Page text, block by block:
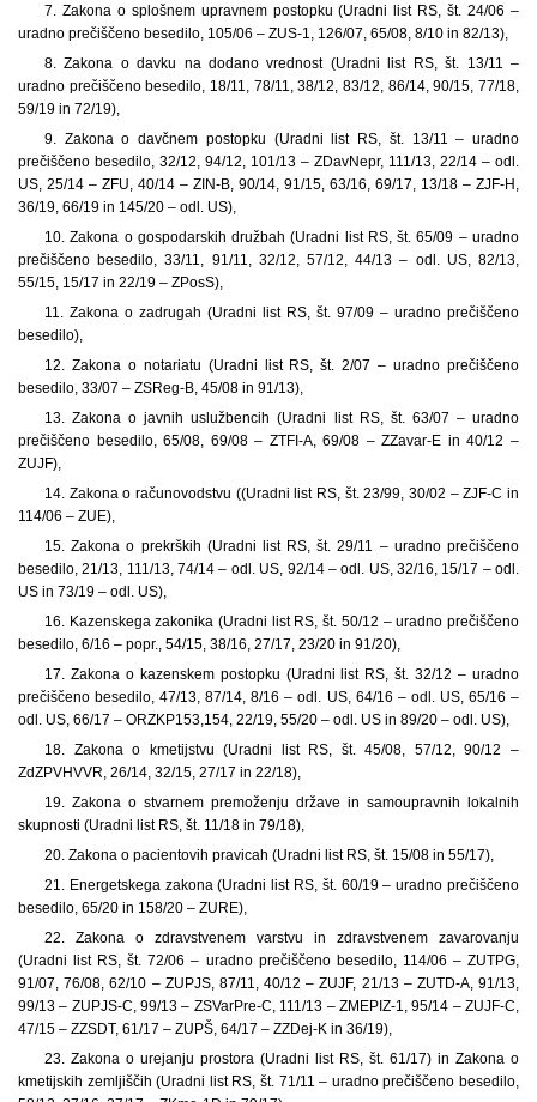
7. Zakona o splošnem upravnem postopku (Uradni list RS, št. 24/06 –
uradno prečiščeno besedilo, 105/06 – ZUS-1, 126/07, 65/08, 8/10 in 82/13),
8. Zakona o davku na dodano vrednost (Uradni list RS, št. 13/11 –
uradno prečiščeno besedilo, 18/11, 78/11, 38/12, 83/12, 86/14, 90/15, 77/18,
59/19 in 72/19),
9. Zakona o davčnem postopku (Uradni list RS, št. 13/11 – uradno
prečiščeno besedilo, 32/12, 94/12, 101/13 – ZDavNepr, 111/13, 22/14 – odl.
US, 25/14 – ZFU, 40/14 – ZIN-B, 90/14, 91/15, 63/16, 69/17, 13/18 – ZJF-H,
36/19, 66/19 in 145/20 – odl. US),
10. Zakona o gospodarskih družbah (Uradni list RS, št. 65/09 – uradno
prečiščeno besedilo, 33/11, 91/11, 32/12, 57/12, 44/13 – odl. US, 82/13,
55/15, 15/17 in 22/19 – ZPosS),
11. Zakona o zadrugah (Uradni list RS, št. 97/09 – uradno prečiščeno
besedilo),
12. Zakona o notariatu (Uradni list RS, št. 2/07 – uradno prečiščeno
besedilo, 33/07 – ZSReg-B, 45/08 in 91/13),
13. Zakona o javnih uslužbencih (Uradni list RS, št. 63/07 – uradno
prečiščeno besedilo, 65/08, 69/08 – ZTFI-A, 69/08 – ZZavar-E in 40/12 –
ZUJF),
14. Zakona o računovodstvu ((Uradni list RS, št. 23/99, 30/02 – ZJF-C in
114/06 – ZUE),
15. Zakona o prekrških (Uradni list RS, št. 29/11 – uradno prečiščeno
besedilo, 21/13, 111/13, 74/14 – odl. US, 92/14 – odl. US, 32/16, 15/17 – odl.
US in 73/19 – odl. US),
16. Kazenskega zakonika (Uradni list RS, št. 50/12 – uradno prečiščeno
besedilo, 6/16 – popr., 54/15, 38/16, 27/17, 23/20 in 91/20),
17. Zakona o kazenskem postopku (Uradni list RS, št. 32/12 – uradno
prečiščeno besedilo, 47/13, 87/14, 8/16 – odl. US, 64/16 – odl. US, 65/16 –
odl. US, 66/17 – ORZKP153,154, 22/19, 55/20 – odl. US in 89/20 – odl. US),
18. Zakona o kmetijstvu (Uradni list RS, št. 45/08, 57/12, 90/12 –
ZdZPVHVVR, 26/14, 32/15, 27/17 in 22/18),
19. Zakona o stvarnem premoženju države in samoupravnih lokalnih
skupnosti (Uradni list RS, št. 11/18 in 79/18),
20. Zakona o pacientovih pravicah (Uradni list RS, št. 15/08 in 55/17),
21. Energetskega zakona (Uradni list RS, št. 60/19 – uradno prečiščeno
besedilo, 65/20 in 158/20 – ZURE),
22. Zakona o zdravstvenem varstvu in zdravstvenem zavarovanju
(Uradni list RS, št. 72/06 – uradno prečiščeno besedilo, 114/06 – ZUTPG,
91/07, 76/08, 62/10 – ZUPJS, 87/11, 40/12 – ZUJF, 21/13 – ZUTD-A, 91/13,
99/13 – ZUPJS-C, 99/13 – ZSVarPre-C, 111/13 – ZMEPIZ-1, 95/14 – ZUJF-C,
47/15 – ZZSDT, 61/17 – ZUPŠ, 64/17 – ZZDej-K in 36/19),
23. Zakona o urejanju prostora (Uradni list RS, št. 61/17) in Zakona o
kmetijskih zemljiščih (Uradni list RS, št. 71/11 – uradno prečiščeno besedilo,